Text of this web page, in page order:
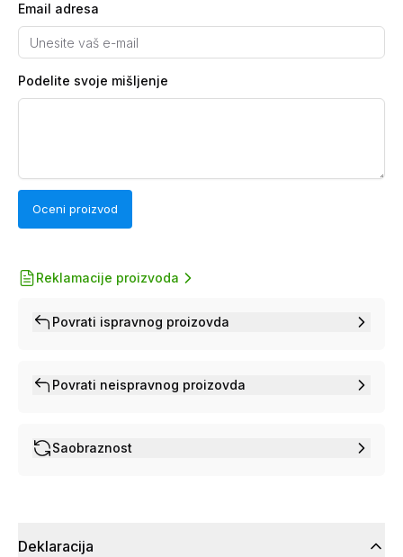
Email adresa
Podelite svoje mišljenje
Oceni proizvod
Reklamacije proizvoda
Povrati ispravnog proizovda
Povrati neispravnog proizovda
Saobraznost
Deklaracija